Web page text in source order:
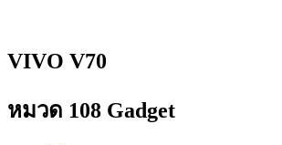
VIVO V70
หมวด 108 Gadget